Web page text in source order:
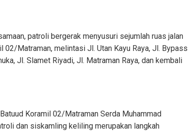
patroli bergerak menyusuri sejumlah ruas jalan
Matraman, melintasi Jl. Utan Kayu Raya, Jl. Bypass
Jl. Slamet Riyadi, Jl. Matraman Raya, dan kembali
Koramil 02/Matraman Serda Muhammad
dan siskamling keliling merupakan langkah